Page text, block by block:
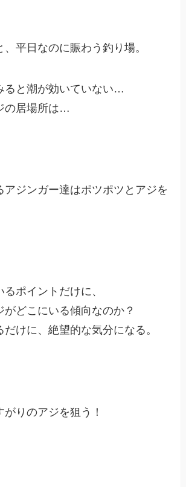
平日なのに賑わう釣り場。
ると潮が効いていない…
の居場所は…
アジンガー達はポツポツとアジを
ポイントだけに、
がどこにいる傾向なのか？
けに、絶望的な気分になる。
りのアジを狙う！